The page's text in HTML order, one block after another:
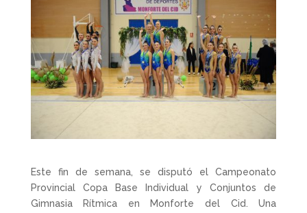
Este fin de semana, se disputó el Campeonato
Provincial Copa Base Individual y Conjuntos de
Gimnasia Rítmica en Monforte del Cid. Una